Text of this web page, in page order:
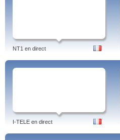
NT1 en direct
I-TELE en direct